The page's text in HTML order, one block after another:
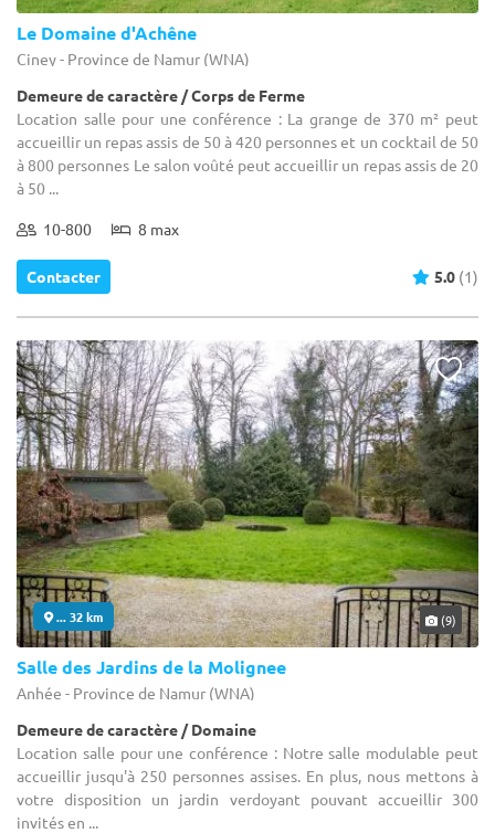
Le Domaine d'Achêne
Ciney - Province de Namur (WNA)
Demeure de caractère / Corps de Ferme
Location salle pour une conférence : La grange de 370 m² peut
accueillir un repas assis de 50 à 420 personnes et un cocktail de 50
à 800 personnes Le salon voûté peut accueillir un repas assis de 20
à 50 ...
10-800 8 max
Contacter 5.0 (1)
... 32 km (9)
Salle des Jardins de la Molignee
Anhée - Province de Namur (WNA)
Demeure de caractère / Domaine
Location salle pour une conférence : Notre salle modulable peut
accueillir jusqu'à 250 personnes assises. En plus, nous mettons à
votre disposition un jardin verdoyant pouvant accueillir 300
invités en ...